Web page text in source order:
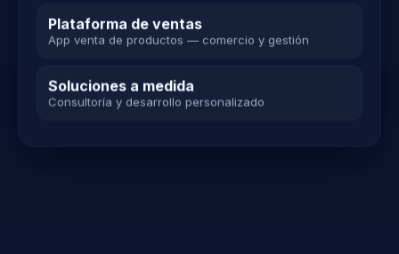
Plataforma de ventas
App venta de productos — comercio y gestión
Soluciones a medida
Consultoría y desarrollo personalizado